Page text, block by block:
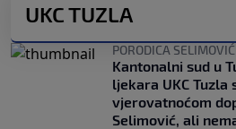
UKC TUZLA
PORODICA
Kantonalni sud u
ljekara UKC Tuzla
vjerovatnoćom
Selimović, ali